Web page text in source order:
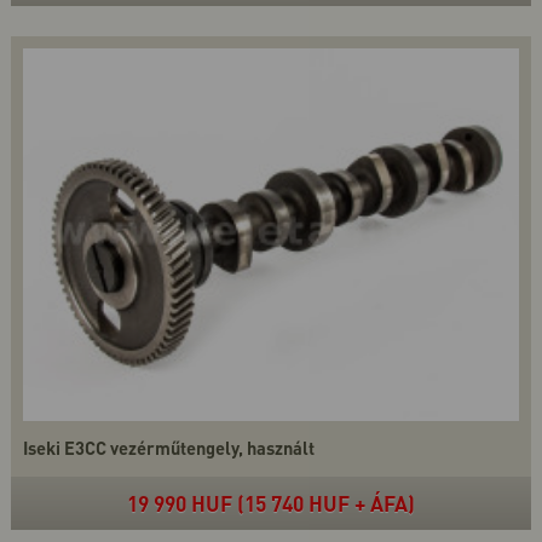
Iseki E3CC vezérműtengely, használt
19 990 HUF (15 740 HUF + ÁFA)